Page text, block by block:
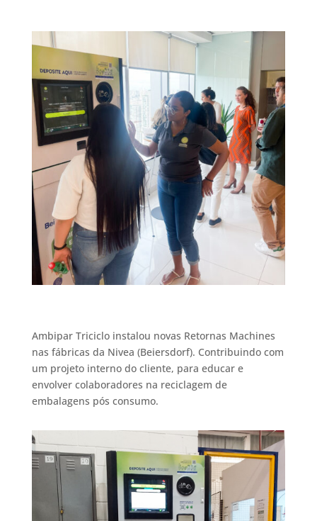
Ambipar Triciclo instalou novas Retornas Machines
nas fábricas da Nivea (Beiersdorf). Contribuindo com
um projeto interno do cliente, para educar e
envolver colaboradores na reciclagem de
embalagens pós consumo.